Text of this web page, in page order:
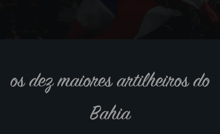
os dez maiores artilheiros do
Bahia